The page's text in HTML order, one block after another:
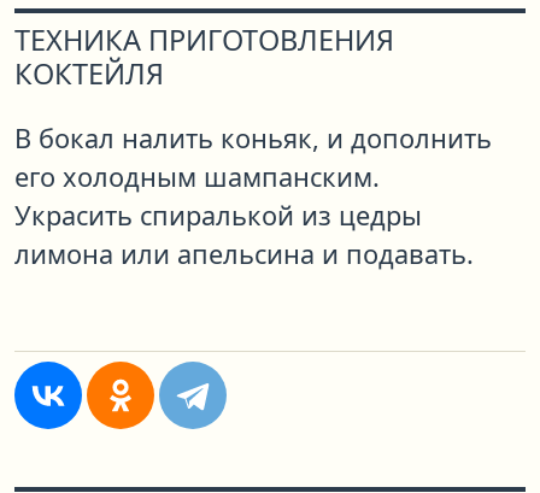
ТЕХНИКА ПРИГОТОВЛЕНИЯ
КОКТЕЙЛЯ
В бокал налить коньяк, и дополнить
его холодным шампанским.
Украсить спиралькой из цедры
лимона или апельсина и подавать.